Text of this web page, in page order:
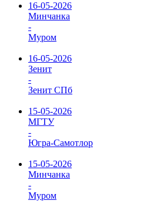
16-05-2026
Минчанка
-
Муром
16-05-2026
Зенит
-
Зенит СПб
15-05-2026
МГТУ
-
Югра-Самотлор
15-05-2026
Минчанка
-
Муром